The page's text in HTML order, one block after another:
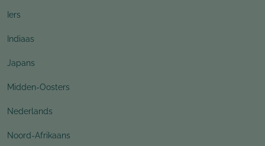
Iers
Indiaas
Japans
Midden-Oosters
Nederlands
Noord-Afrikaans